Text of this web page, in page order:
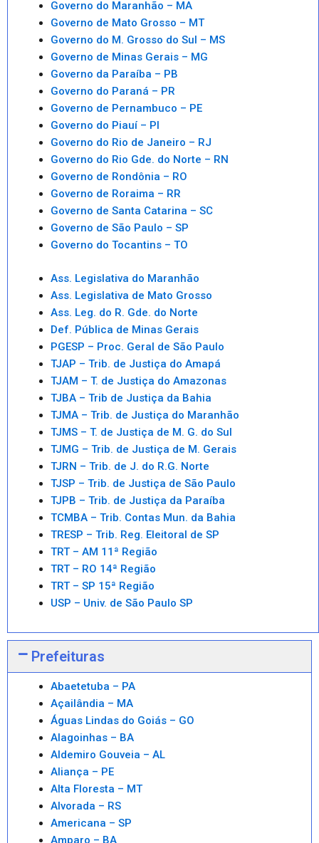
Governo do Maranhão – MA
Governo de Mato Grosso – MT
Governo do M. Grosso do Sul – MS
Governo de Minas Gerais – MG
Governo da Paraíba – PB
Governo do Paraná – PR
Governo de Pernambuco – PE
Governo do Piauí – PI
Governo do Rio de Janeiro – RJ
Governo do Rio Gde. do Norte – RN
Governo de Rondônia – RO
Governo de Roraima – RR
Governo de Santa Catarina – SC
Governo de São Paulo – SP
Governo do Tocantins – TO
Ass. Legislativa do Maranhão
Ass. Legislativa de Mato Grosso
Ass. Leg. do R. Gde. do Norte
Def. Pública de Minas Gerais
PGESP – Proc. Geral de São Paulo
TJAP – Trib. de Justiça do Amapá
TJAM – T. de Justiça do Amazonas
TJBA – Trib de Justiça da Bahia
TJMA – Trib. de Justiça do Maranhão
TJMS – T. de Justiça de M. G. do Sul
TJMG – Trib. de Justiça de M. Gerais
TJRN – Trib. de J. do R.G. Norte
TJSP – Trib. de Justiça de São Paulo
TJPB – Trib. de Justiça da Paraíba
TCMBA – Trib. Contas Mun. da Bahia
TRESP – Trib. Reg. Eleitoral de SP
TRT – AM 11ª Região
TRT – RO 14ª Região
TRT – SP 15ª Região
USP – Univ. de São Paulo SP
Prefeituras
Abaetetuba – PA
Açailândia – MA
Águas Lindas do Goiás – GO
Alagoinhas – BA
Aldemiro Gouveia – AL
Aliança – PE
Alta Floresta – MT
Alvorada – RS
Americana – SP
Amparo – BA